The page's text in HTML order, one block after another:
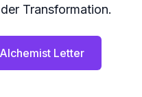
Transformation.
Letter